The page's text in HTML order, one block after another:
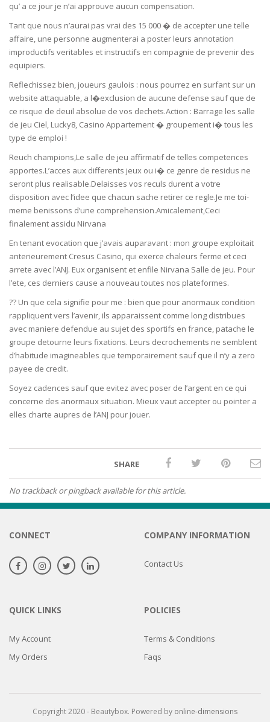
qu’ a ce jour je n’ai approuve aucun compensation.
Tant que nous n’aurai pas vrai des 15 000 � de accepter une telle
affaire, une personne augmenterai a poster leurs annotation
improductifs veritables et instructifs en compagnie de prevenir des
equipiers.
Reflechissez bien, joueurs gaulois : nous pourrez en surfant sur un
website attaquable, a l�exclusion de aucune defense sauf que de
ce risque de deuil absolue de vos dechets.Action : Barrage les salle
de jeu Ciel, Lucky8, Casino Appartement � groupement i� tous les
type de emploi !
Reuch champions,Le salle de jeu affirmatif de telles competences
apportes.L’acces aux differents jeux ou i� ce genre de residus ne
seront plus realisable.Delaisses vos reculs durent a votre
disposition avec l’idee que chacun sache retirer ce regle.Je me toi-
meme benissons d’une comprehension.Amicalement,Ceci
finalement assidu Nirvana
En tenant evocation que j’avais auparavant : mon groupe exploitait
anterieurement Cresus Casino, qui exerce chaleurs ferme et ceci
arrete avec l’ANJ. Eux organisent et enfile Nirvana Salle de jeu. Pour
l’ete, ces derniers cause a nouveau toutes nos plateformes.
?? Un que cela signifie pour me : bien que pour anormaux condition
rappliquent vers l’avenir, ils apparaissent comme long distribues
avec maniere defendue au sujet des sportifs en france, patache le
groupe detourne leurs fixations. Leurs decrochements ne semblent
d’habitude imagineables que temporairement sauf que il n’y a zero
payee de credit.
Soyez cadences sauf que evitez avec poser de l’argent en ce qui
concerne des anormaux situation. Mieux vaut accepter ou pointer a
elles charte aupres de l’ANJ pour jouer.
SHARE
No trackback or pingback available for this article.
CONNECT COMPANY INFORMATION
Contact Us
QUICK LINKS
My Account
My Orders
POLICIES
Terms & Conditions
Faqs
Copyright 2020 - Beautybox. Powered by online-dimensions